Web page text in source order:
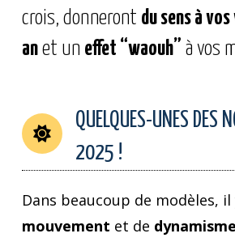
crois, donneront du sens à
anet un effet “waouh” à vos
QUELQUES-UNES DES
2025 !
Dans beaucoup de modèles,
mouvement et de dynamisme